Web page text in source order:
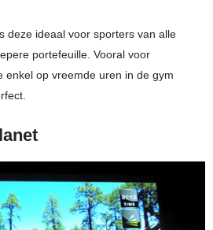
deze ideaal voor sporters van alle
portefeuille. Vooral voor
enkel op vreemde uren in de gym